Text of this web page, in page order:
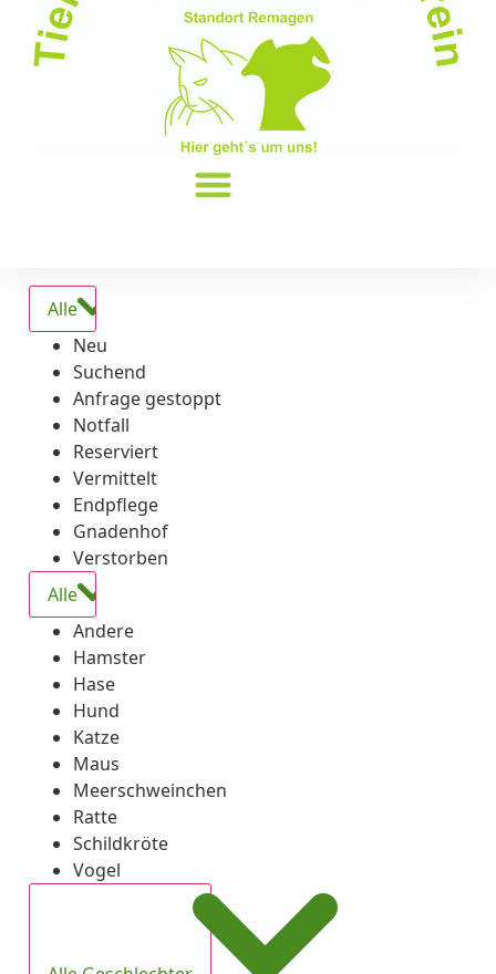
Alle
Neu
Suchend
Anfrage gestoppt
Notfall
Reserviert
Vermittelt
Endpflege
Gnadenhof
Verstorben
Alle
Andere
Hamster
Hase
Hund
Katze
Maus
Meerschweinchen
Ratte
Schildkröte
Vogel